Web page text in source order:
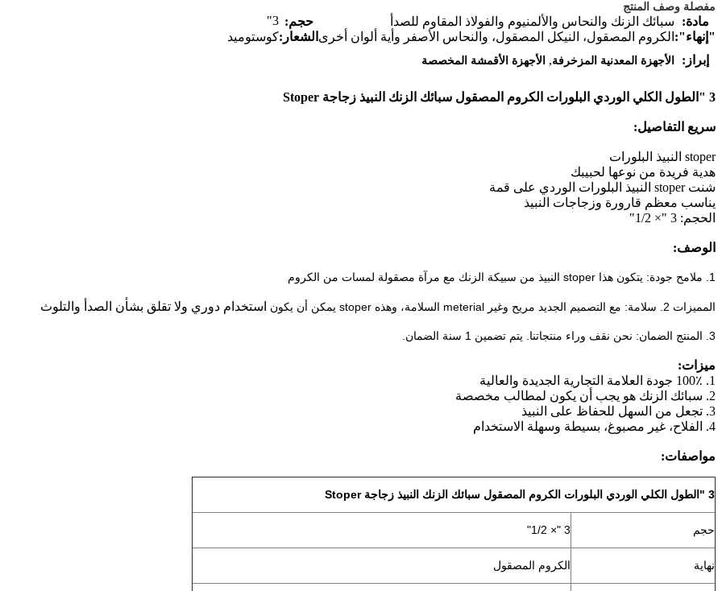
مفصلة وصف المنتج
مادة: سبائك الزنك والنحاس والألمنيوم والفولاذ المقاوم للصدأ حجم: 3"
"إنهاء": الكروم المصقول، النيكل المصقول، والنحاس الأصفر وأية ألوان أخرى الشعار:كوستوميد
إبراز:
الأجهزة المعدنية المزخرفة, الأجهزة الأقمشة المخصصة
3 "الطول الكلي الوردي البلورات الكروم المصقول سبائك الزنك النبيذ زجاجة Stoper
سريع التفاصيل:
stoper النبيذ البلورات
هدية فريدة من نوعها لحبيبك
شنت stoper النبيذ البلورات الوردي على قمة
يناسب معظم قارورة وزجاجات النبيذ
الحجم: 3 "× 1/2"
الوصف:
1. ملامح جودة: يتكون هذا stoper النبيذ من سبيكة الزنك مع مرآة مصقولة لمسات من الكروم
المميزات 2. سلامة: مع التصميم الجديد مريح وغير meterial السلامة، وهذه stoper يمكن أن يكون استخدام دوري ولا تقلق بشأن الصدأ والتلوث
3. المنتج الضمان: نحن نقف وراء منتجاتنا. يتم تضمين 1 سنة الضمان.
ميزات:
1. 100٪ جودة العلامة التجارية الجديدة والعالية
2. سبائك الزنك هو يجب أن يكون لمطالب مخصصة
3. تجعل من السهل للحفاظ على النبيذ
4. الفلاح، غير مصبوغ، بسيطة وسهلة الاستخدام
مواصفات:
3 "الطول الكلي الوردي البلورات الكروم المصقول سبائك الزنك النبيذ زجاجة Stoper
حجم 3 "× 1/2"
نهاية الكروم المصقول